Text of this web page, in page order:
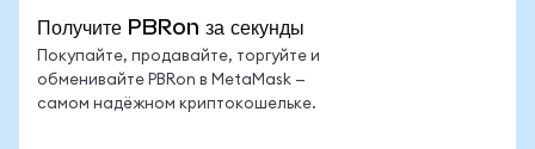
Получите PBRon за секунды
Покупайте, продавайте, торгуйте и
обменивайте PBRon в MetaMask —
самом надёжном криптокошельке.